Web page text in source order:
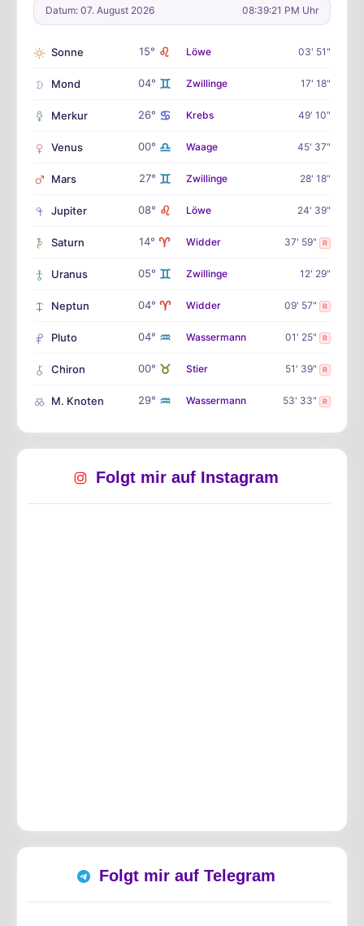
Datum: 07. August 2026 08:39:22 PM Uhr
Sonne 15° ♌ Löwe 03' 51"
Mond 04° ♊ Zwillinge 17' 18"
Merkur 26° ♋ Krebs 49' 10"
Venus 00° ♎ Waage 45' 37"
Mars 27° ♊ Zwillinge 28' 18"
Jupiter 08° ♌ Löwe 24' 39"
Saturn 14° ♈ Widder 37' 59" R
Uranus 05° ♊ Zwillinge 12' 29"
Neptun 04° ♈ Widder 09' 57" R
Pluto 04° ♒ Wassermann 01' 25" R
Chiron 00° ♉ Stier 51' 39" R
M. Knoten 29° ♒ Wassermann 53' 33" R
Folgt mir auf Instagram
Folgt mir auf Telegram